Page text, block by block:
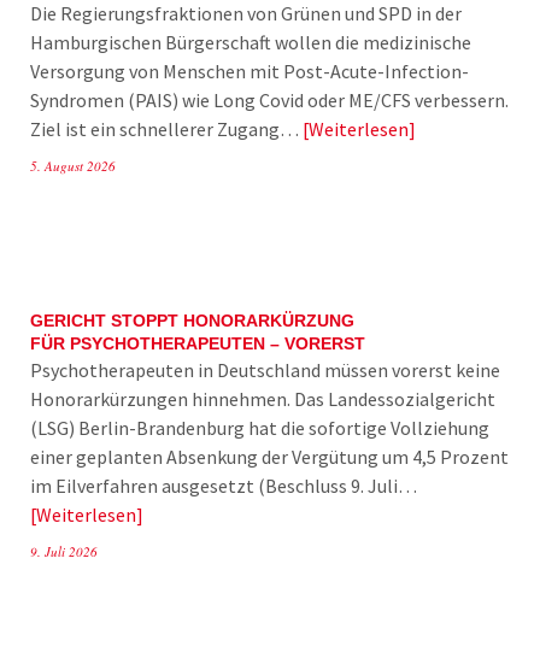
Die Regierungsfraktionen von Grünen und SPD in der
Hamburgischen Bürgerschaft wollen die medizinische
Versorgung von Menschen mit Post-Acute-Infection-
Syndromen (PAIS) wie Long Covid oder ME/CFS verbessern.
Ziel ist ein schnellerer Zugang… Weiterlesen
5. August 2026
GERICHT STOPPT HONORARKÜRZUNG
FÜR PSYCHOTHERAPEUTEN – VORERST
Psychotherapeuten in Deutschland müssen vorerst keine
Honorarkürzungen hinnehmen. Das Landessozialgericht
(LSG) Berlin-Brandenburg hat die sofortige Vollziehung
einer geplanten Absenkung der Vergütung um 4,5 Prozent
im Eilverfahren ausgesetzt (Beschluss 9. Juli…
Weiterlesen
9. Juli 2026